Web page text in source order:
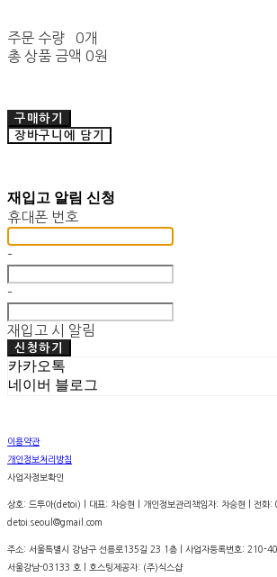
주문 수량
0개
총 상품 금액 0원
구매하기
장바구니에 담기
재입고 알림 신청
휴대폰 번호
-
-
재입고 시 알림
신청하기
카카오톡
네이버 블로그
이용약관
개인정보처리방침
사업자정보확인
상호: 드투아(detoi) | 대표: 차승현 | 개인정보관리책임자: 차승현 | 전
detoi.seoul@gmail.com
주소: 서울특별시 강남구 선릉로135길 23 1층 | 사업자등록번호: 210-
서울강남-03133 호 | 호스팅제공자: (주)식스샵